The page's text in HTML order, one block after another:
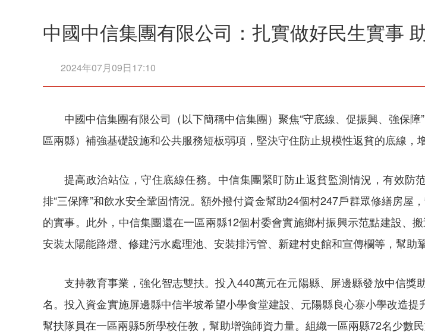
中國中信集團有限公司：扎實做好民生實事
2024年07月09日17:10
中國中信集團有限公司（以下簡稱中信集團）聚焦“守底線、促振興、強保
區兩縣）補強基礎設施和公共服務短板弱項，堅決守住防止規模性返貧的底線，
提高政治站位，守住底線任務。中信集團緊盯防止返貧監測情況，有效
排“三保障”和飲水安全鞏固情況。額外撥付資金幫助24個村247戶群眾修繕房
的實事。此外，中信集團還在一區兩縣12個村委會實施鄉村振興示范點建設、
安裝太陽能路燈、修建污水處理池、安裝排污管、新建村史館和宣傳欄等，幫助
支持教育事業，強化智志雙扶。投入440萬元在元陽縣、屏邊縣發放中信
名。投入資金實施屏邊縣中信半坡希望小學食堂建設、元陽縣良心寨小學改造
幫扶隊員在一區兩縣5所學校任教，幫助增強師資力量。組織一區兩縣72名少數